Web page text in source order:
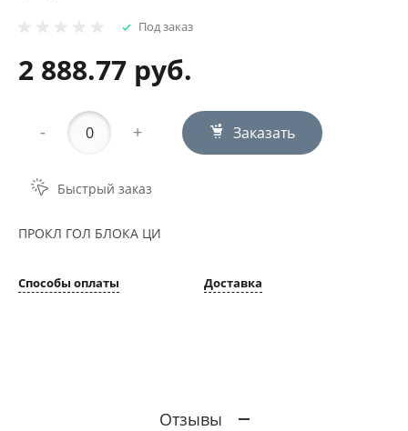
Под заказ
2 888.77 руб.
- + Заказать
Быстрый заказ
ПРОКЛ ГОЛ БЛОКА ЦИ
Способы оплаты Доставка
Отзывы